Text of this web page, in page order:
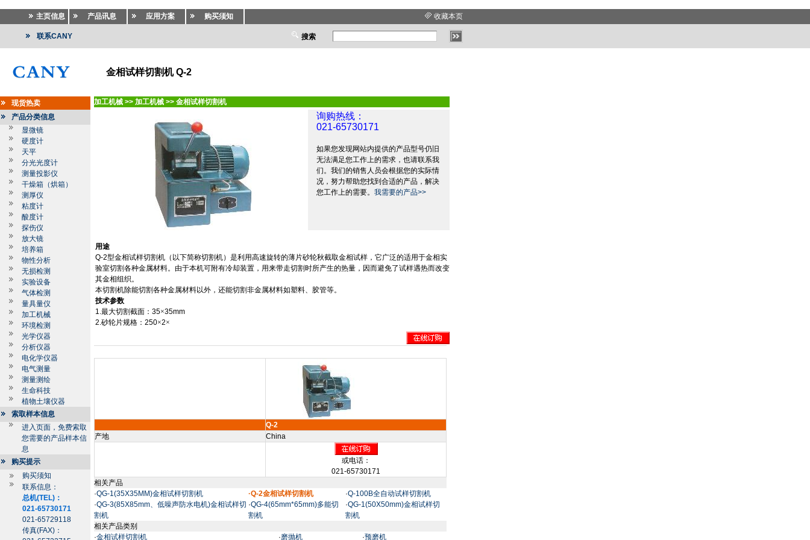
主页信息 产品讯息 应用方案 购买须知 收藏本页
联系CANY 搜索
金相试样切割机 Q-2
现货热卖
产品分类信息
显微镜
硬度计
天平
分光光度计
测量投影仪
干燥箱（烘箱）
测厚仪
粘度计
酸度计
探伤仪
放大镜
培养箱
物性分析
无损检测
实验设备
气体检测
量具量仪
加工机械
环境检测
光学仪器
分析仪器
电化学仪器
电气测量
测量测绘
生命科技
植物土壤仪器
索取样本信息
进入页面，免费索取
您需要的产品样本信
息
购买提示
购买须知
联系信息：
总机(TEL)：
021-65730171
021-65729118
传真(FAX)：
加工机械 >> 加工机械 >> 金相试样切割机
询购热线：
021-65730171
如果您发现网站内提供的产品型号仍旧
无法满足您工作上的需求，也请联系我
们。我们的销售人员会根据您的实际情
况，努力帮助您找到合适的产品，解决
您工作上的需要。 我需要的产品>>
用途
Q-2型金相试样切割机（以下简称切割机）是利用高速旋转的薄片砂轮秋截取金相试样，它广泛的适用于金相实
验室切割各种金属材料。由于本机可附有冷却装置，用来带走切割时所产生的热量，因而避免了试样遇热而改变
其金相组织。
本切割机除能切割各种金属材料以外，还能切割非金属材料如塑料、胶管等。
技术参数
1.最大切割截面： 35×35mm
2.砂轮片规格： 250×2×
Q-2
产地
China
或电话：
021-65730171
相关产品
·QG-1(35X35MM)金相试样切割机 ·Q-2金相试样切割机 ·Q-100B全自动试样切割机
·QG-3(85X85mm、低噪声防水电机)金相试样切
割机
·QG-4(65mm*65mm)多能切
割机
·QG-1(50X50mm)金相试样切
割机
相关产品类别
·金相试样切割机 ·磨抛机 ·预磨机